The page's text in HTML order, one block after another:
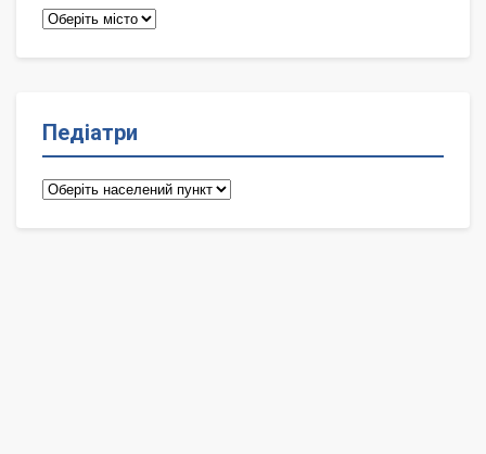
Терапевти
Педіатри
Педіатри